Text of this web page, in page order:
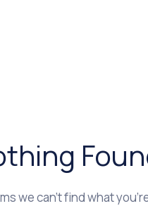
we can’t find what